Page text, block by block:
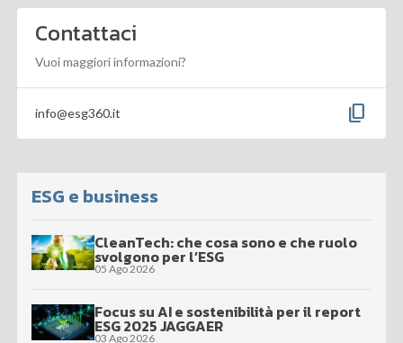
Contattaci
Vuoi maggiori informazioni?
info@esg360.it content_copy
ESG e business
CleanTech: che cosa sono e che ruolo
svolgono per l’ESG
05 Ago 2026
Focus su AI e sostenibilità per il report
ESG 2025 JAGGAER
03 Ago 2026